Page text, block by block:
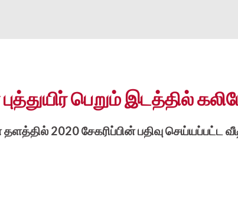
பெறும் இடத்தில்
தளத்தில் 2020 சேகரிப்பின் பதிவு செய்யப்பட்ட